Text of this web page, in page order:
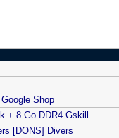
Shop
+ 8 Go DDR4 Gskill
[DONS] Divers